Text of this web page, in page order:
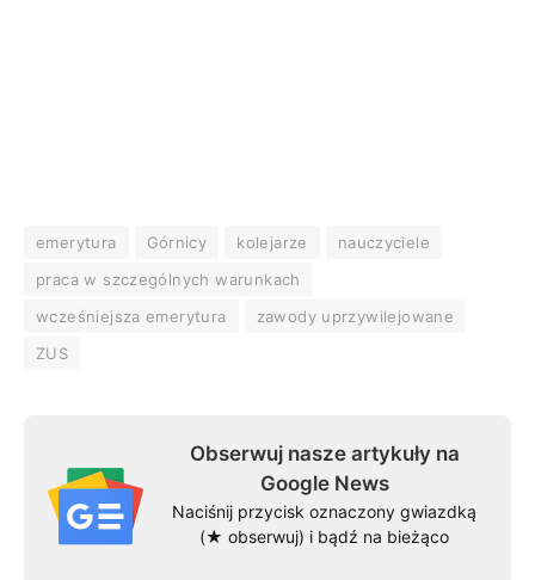
emerytura Górnicy kolejarze
nauczyciele
praca w szczególnych warunkach
wcześniejsza emerytura
zawody uprzywilejowane
ZUS
Obserwuj nasze artykuły na
Google News
Naciśnij przycisk oznaczony gwiazdką
(★ obserwuj) i bądź na bieżąco